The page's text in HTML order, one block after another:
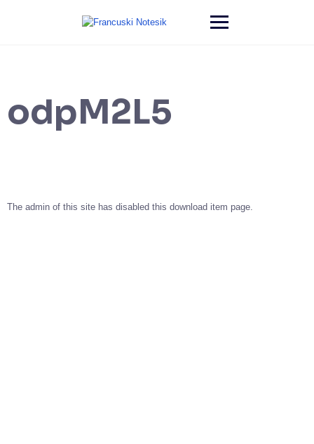
odpM2L5
The admin of this site has disabled this download item page.